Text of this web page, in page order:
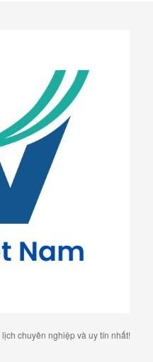
chuyên nghiệp và uy tín nhất!